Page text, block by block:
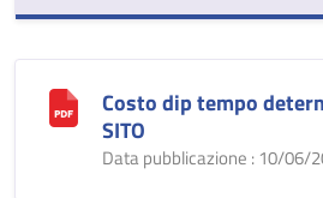
Costo dip tempo
SITO
Data pubblicazione : 10/06/